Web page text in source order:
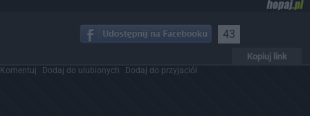
43
Kopiuj link
Komentuj Dodaj do ulubionych Dodaj do przyjaciół